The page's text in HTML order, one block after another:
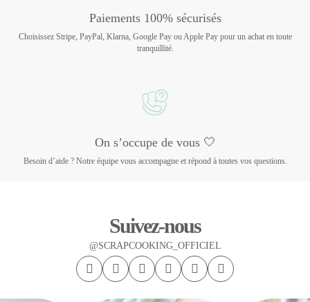
Paiements 100% sécurisés
Choisissez Stripe, PayPal, Klarna, Google Pay ou Apple Pay pour un achat en toute
tranquillité.
On s’occupe de vous 🤍
Besoin d’aide ? Notre équipe vous accompagne et répond à toutes vos questions.
Suivez-nous
@SCRAPCOOKING_OFFICIEL